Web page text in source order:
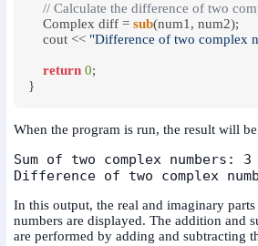
// Calculate the difference of two
    Complex diff =
sub(num1, num2);
    cout <<
"Difference of two complex
return 0;
When the program is run, the result will
Sum of two complex numbers:
In this output, the real and imaginary
numbers are displayed. The addition and
are performed by adding and subtracting